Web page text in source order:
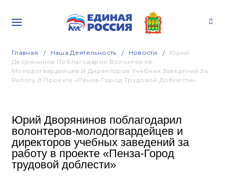
Главная Наша Деятельность Новости
Юрий
Дворянинов Поблагодарил Волонтеров-
Молодогвардейцев И Директоров Учебных Заведений За
Работу В Проекте «Пенза-Город Трудовой Доблести»
Юрий Дворянинов поблагодарил
волонтеров-молодогвардейцев и
директоров учебных заведений за
работу в проекте «Пенза-Город
трудовой доблести»